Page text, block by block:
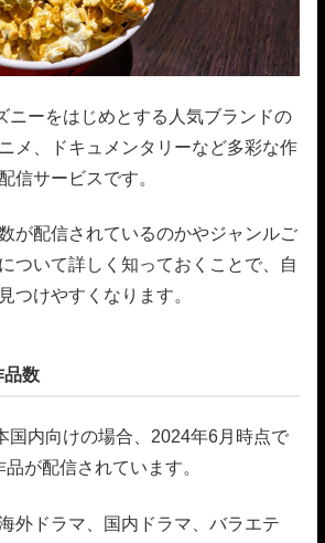
ニーをはじめとする人気ブランドの
メ、ドキュメンタリーなど多彩な作
信サービスです。
が配信されているのかやジャンルご
ついて詳しく知っておくことで、自
つけやすくなります。
数
国内向けの場合、2024年6月時点で
が配信されています。
外ドラマ、国内ドラマ、バラエテ